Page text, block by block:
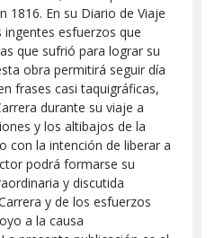
1816. En su Diario de Viaje
esfuerzos que
que sufrió para lograr su
obra permitirá seguir día
frases casi taquigráficas,
durante su viaje a
y los altibajos de la
con la intención de liberar a
podrá formarse su
y discutida
y de los esfuerzos
a la causa